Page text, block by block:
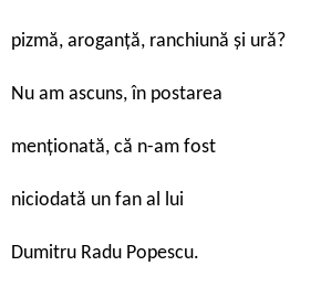
pizmă, aroganță, ranchiună și ură?
N u am ascuns, în postarea
menționată, că n-am fost
niciodată un fan al lui
Dumitru Radu Popescu.